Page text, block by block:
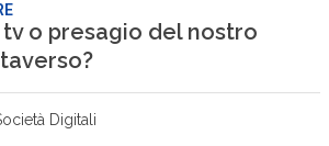
o presagio del nostro
Digitali